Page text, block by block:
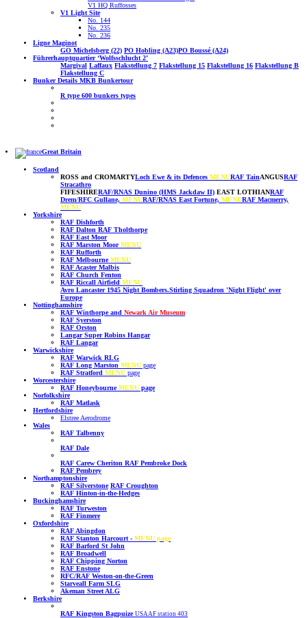
V1 HQ Ruffosses
V1 Light Site
No. 144
No. 235
No. 236
Ligne Maginot
GO Michelsberg (22) PO Hobling (A23)PO Boussé (A24)
Führerhauptquartier ‘Wolfsschlucht 2’
Margival Laffaux Flakstellung 7 Flakstellung 15 Flakstellung 16 Flakstellung B
Flakstellung C
Bunker Details MKB Bunkertour
R type600 bunkers types
Great Britain
Scotland
ROSS and CROMARTYLoch Ewe & its Defences MENURAF TainANGUSRAF
Stracathro
FIFESHIRERAF/RNAS Dunino (HMS Jackdaw II) EAST LOTHIANRAF
Drem/RFC Gullane, MENURAF/RNAS East Fortune, MENURAF Macmerry,
MENU
Yorkshire
RAF Dishforth
RAF Dalton RAF Tholthorpe
RAF East Moor
RAF Marston MoorMENU
RAF Rufforth
RAF MelbourneMENU
RAF Acaster Malbis
RAF Church Fenton
RAF Riccall Airfield MENU
Avro Lancaster 1945 Night Bombers.Stirling Squadron 'Night Flight' over
Europe
Nottinghamshire
RAF Winthorpe and Newark Air Museum
RAF Syerston
RAF Orston
Langar Super Robins Hangar
RAF Langar
Warwickshire
RAF Warwick RLG
RAF Long Marston MENU page
RAF Stratford MENU page
Worcestershire
RAF HoneybourneMENU page
Norfolkshire
RAF Matlask
Hertfordshire
Elstree Aerodrome
Wales
RAF Talbenny
RAF Dale
RAF Carew Cheriton RAF Pembroke Dock
RAF Pembrey
Northamptonshire
RAF Silverstone RAF Croughton
RAF Hinton-in-the-Hedges
Buckinghamshire
RAF Turweston
RAF Finmere
Oxfordshire
RAF Abingdon
RAF Stanton Harcourt - MENU page
RAF Barford St John
RAF Broadwell
RAF Chipping Norton
RAF Enstone
RFC/RAF Weston-on-the-Green
Starveall Farm SLG
Akeman Street ALG
Berkshire
RAF Kingston Bagpuize USAAF station 403